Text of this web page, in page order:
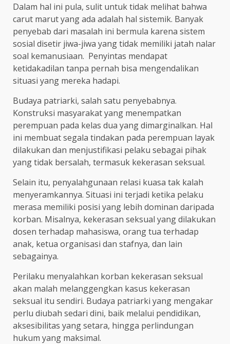
Dalam hal ini pula, sulit untuk tidak melihat bahwa
carut marut yang ada adalah hal sistemik. Banyak
penyebab dari masalah ini bermula karena sistem
sosial disetir jiwa-jiwa yang tidak memiliki jatah nalar
soal kemanusiaan. Penyintas mendapat
ketidakadilan tanpa pernah bisa mengendalikan
situasi yang mereka hadapi.
Budaya patriarki, salah satu penyebabnya.
Konstruksi masyarakat yang menempatkan
perempuan pada kelas dua yang dimarginalkan. Hal
ini membuat segala tindakan pada perempuan layak
dilakukan dan menjustifikasi pelaku sebagai pihak
yang tidak bersalah, termasuk kekerasan seksual.
Selain itu, penyalahgunaan relasi kuasa tak kalah
menyeramkannya. Situasi ini terjadi ketika pelaku
merasa memiliki posisi yang lebih dominan daripada
korban. Misalnya, kekerasan seksual yang dilakukan
dosen terhadap mahasiswa, orang tua terhadap
anak, ketua organisasi dan stafnya, dan lain
sebagainya.
Perilaku menyalahkan korban kekerasan seksual
akan malah melanggengkan kasus kekerasan
seksual itu sendiri. Budaya patriarki yang mengakar
perlu diubah sedari dini, baik melalui pendidikan,
aksesibilitas yang setara, hingga perlindungan
hukum yang maksimal.